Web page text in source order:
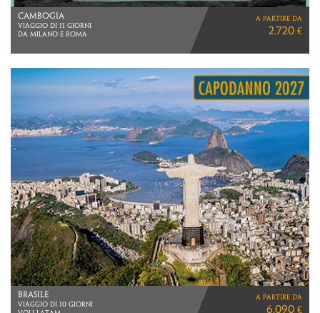
SUDAFRICA
SURICATE ADVENTURE
VOLI LUFTHANSA
a partire da
2.690 €
THAILANDIA
BANGKOK E PHUKET
VOLI DIRETTI ITA AIRWAYS
a partire da
2.590 €